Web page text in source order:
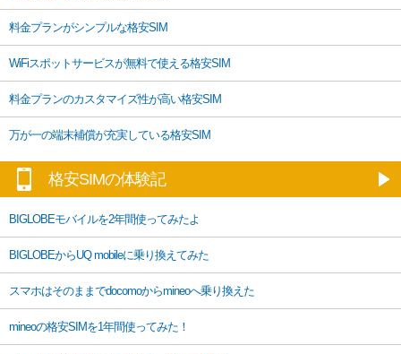
料金プランがシンプルな格安SIM
WiFiスポットサービスが無料で使える格安SIM
料金プランのカスタマイズ性が高い格安SIM
万が一の端末補償が充実している格安SIM
格安SIMの体験記
BIGLOBEモバイルを2年間使ってみたよ
BIGLOBEからUQ mobileに乗り換えてみた
スマホはそのままでdocomoからmineoへ乗り換えた
mineoの格安SIMを1年間使ってみた！